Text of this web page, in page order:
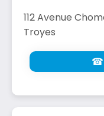
112 Avenue
Troyes
☎